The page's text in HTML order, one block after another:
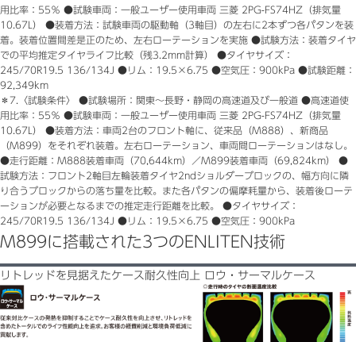
用比率：55％ ●試験車両：一般ユーザー使用車両 三菱 2PG-FS74HZ（排気量
10.67L） ●装着方法：試験車両の駆動軸（3軸目）の左右に2本ずつ各パタンを装
着。装着位置間差是正のため、左右ローテーションを実施 ●試験方法：装着タイヤ
での平均推定タイヤライフ比較（残3.2mm計算） ●タイヤサイズ：
245/70R19.5 136/134J ●リム：19.5×6.75 ●空気圧：900kPa ●試験距離：
92,349km
＊7.
〈試験条件〉 ●試験場所：関東〜長野・静岡の高速道及び一般道 ●高速道使
用比率：55％ ●試験車両：一般ユーザー使用車両 三菱 2PG-FS74HZ（排気量
10.67L） ●装着方法：車両2台のフロント軸に、従来品（M888）、新商品
（M899）をそれぞれ装着。左右ローテーション、車両間ローテーションはなし。
●走行距離：M888装着車両（70,644km）／M899装着車両（69,824km） ●
試験方法：フロント2軸目左輪装着タイヤ2ndショルダーブロックの、幅方向に隣
り合うブロックからの落ち量を比較。また各パタンの偏摩耗量から、装着後ローテ
ーションが必要となるまでの推定走行距離を比較。 ●タイヤサイズ：
245/70R19.5 136/134J ●リム：19.5×6.75 ●空気圧：900kPa
M899に搭載された3つのENLITEN技術
リトレッドを見据えたケース耐久性向上 ロウ・サーマルケース